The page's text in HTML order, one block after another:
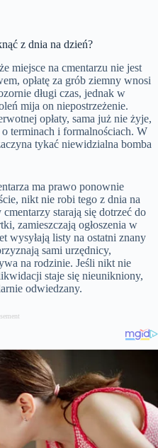
z dnia na dzień?
miejsce na cmentarzu nie jest
opłatę za grób ziemny wnosi
długi czas, jednak w
mija on niepostrzeżenie.
opłaty, sama już nie żyje,
terminach i formalnościach. W
tykać niewidzialna bomba
ma prawo ponownie
nikt nie robi tego z dnia na
starają się dotrzeć do
zamieszczają ogłoszenia w
wysyłają listy na ostatni znany
sami urzędnicy,
na rodzinie. Jeśli nikt nie
staje się nieunikniony,
odwiedzany.